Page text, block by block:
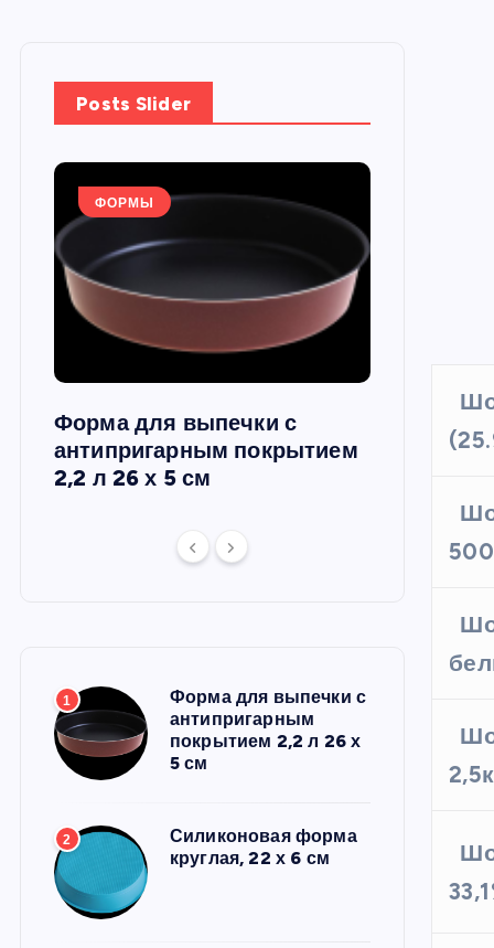
Posts Slider
ФОРМЫ
Форма для выпечки с
антипригарным покрытием
2,2 л 26 х 5 см
круглая,
1
Форма для выпечки с
антипригарным
покрытием 2,2 л 26 х
5 см
2
Силиконовая форма
круглая, 22 х 6 см